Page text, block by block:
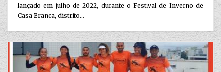
lançado em julho de 2022, durante o Festival de Inverno de
Casa Branca, distrito...